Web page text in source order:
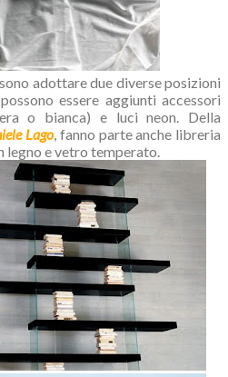
adottare due diverse posizioni
essere aggiunti accessori
o bianca) e luci neon. Della
Lago, fanno parte anche libreria
legno e vetro temperato.